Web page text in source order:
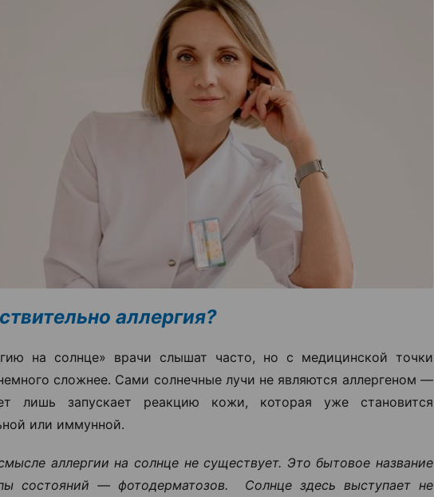
аллергия?
на солнце» врачи слышат часто, но с медицинской точки
сложнее. Сами солнечные лучи не являются аллергеном —
лишь запускает реакцию кожи, которая уже становится
или иммунной.
аллергии на солнце не существует. Это бытовое название
состояний — фотодерматозов. Солнце здесь выступает не